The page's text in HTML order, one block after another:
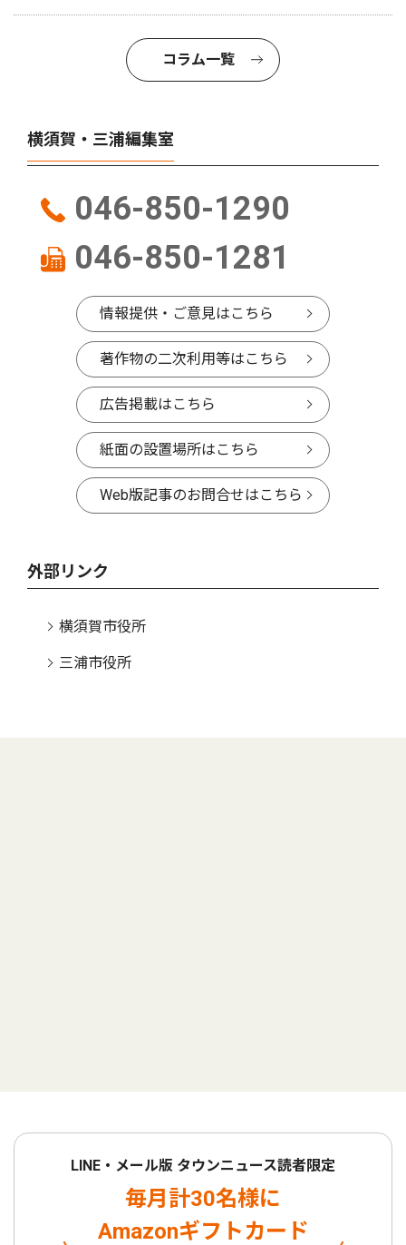
コラム一覧
横須賀・三浦編集室
046-850-1290
046-850-1281
情報提供・ご意見はこちら
著作物の二次利用等はこちら
広告掲載はこちら
紙面の設置場所はこちら
Web版記事のお問合せはこちら
外部リンク
横須賀市役所
三浦市役所
LINE・メール版 タウンニュース読者限定
毎月計30名様に
Amazonギフトカード